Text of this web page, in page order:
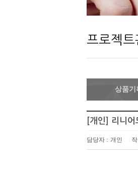
프로젝트
상품기
[개인] 리니
담당자 : 개인